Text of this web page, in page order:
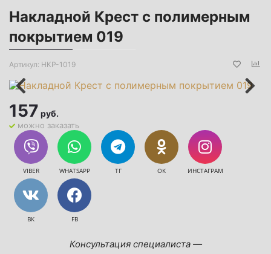
Накладной Крест с полимерным
покрытием 019
Артикул: НКР-1019
157 руб.
можно заказать
VIBER WHATSAPP ТГ ОК ИНСТАГРАМ
ВК FB
Консультация специалиста —